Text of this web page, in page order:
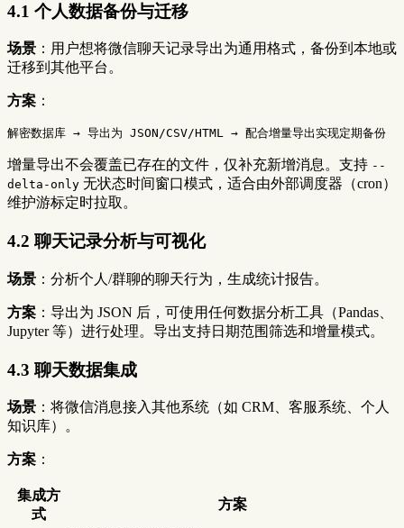
4.1 个人数据备份与迁移
场景 ：用户想将微信聊天记录导出为通用格式，备份到本地或
迁移到其他平台。
方案 ：
增量导出不会覆盖已存在的文件，仅补充新增消息。支持 --
delta-only 无状态时间窗口模式，适合由外部调度器（cron）
维护游标定时拉取。
4.2 聊天记录分析与可视化
场景 ：分析个人/群聊的聊天行为，生成统计报告。
方案 ：导出为 JSON 后，可使用任何数据分析工具（Pandas、
Jupyter 等）进行处理。导出支持日期范围筛选和增量模式。
4.3 聊天数据集成
场景 ：将微信消息接入其他系统（如 CRM、客服系统、个人
知识库）。
方案 ：
集成方
式
方案